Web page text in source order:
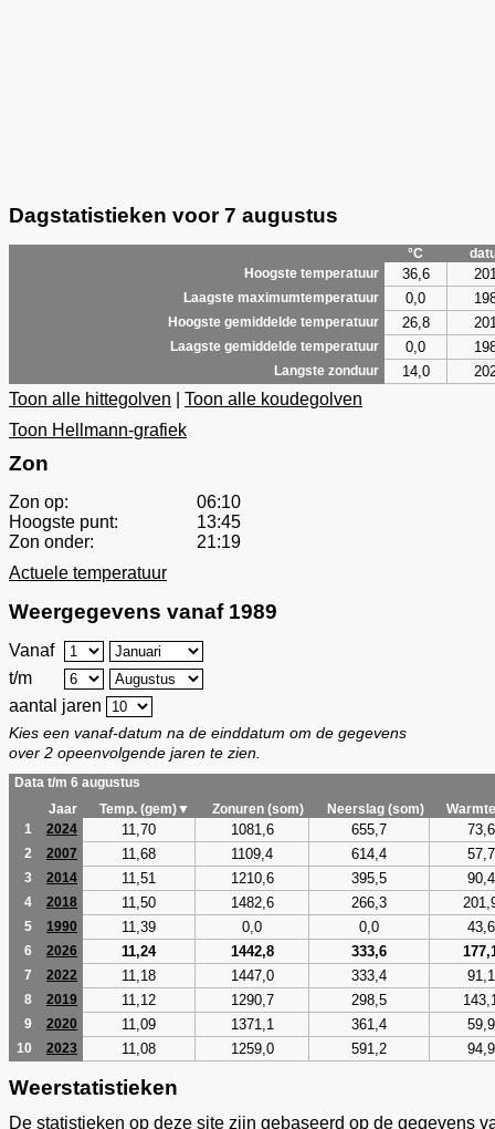
Dagstatistieken voor 7 augustus
°C
Hoogste temperatuur
36,6
Laagste maximumtemperatuur 0,0
Hoogste gemiddelde temperatuur 26,8
Laagste gemiddelde temperatuur 0,0
Langste zonduur 14,0
Toon alle hittegolven
Toon alle koudegolven
Toon Hellmann-grafiek
Zon
Zon op:
06:10
Hoogste punt:
13:45
Zon onder:
21:19
Actuele temperatuur
Weergegevens vanaf 1989
Vanaf
t/m
aantal jaren
Kies een vanaf-datum na de einddatum om de gegevens
over 2 opeenvolgende jaren te zien.
Data t/m 6 augustus
Jaar
Temp. (gem)▼ Zonuren (som) Neerslag (som)
1
2024 11,70 1081,6 655,7 73,6
2 2007 11,68 1109,4 614,4 57,7
3 2014 11,51 1210,6 395,5 90,4
4 2018 11,50 1482,6 266,3
5 1990 11,39 0,0 0,0 43,6
6 2026 11,24 1442,8 333,6
7 2022 11,18 1447,0 333,4 91,1
8 2019 11,12 1290,7 298,5
9 2020 11,09 1371,1 361,4 59,9
10 2023 11,08 1259,0 591,2 94,9
Weerstatistieken
De statistieken op deze site zijn gebaseerd op de gegevens